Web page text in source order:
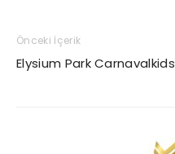
Önceki İçerik
Elysium Park Carnavalkids